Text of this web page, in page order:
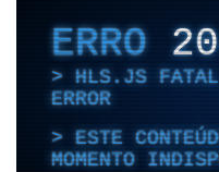
ERRO
HLS.JS FATAL
ERROR
ESTE
MOMENTO